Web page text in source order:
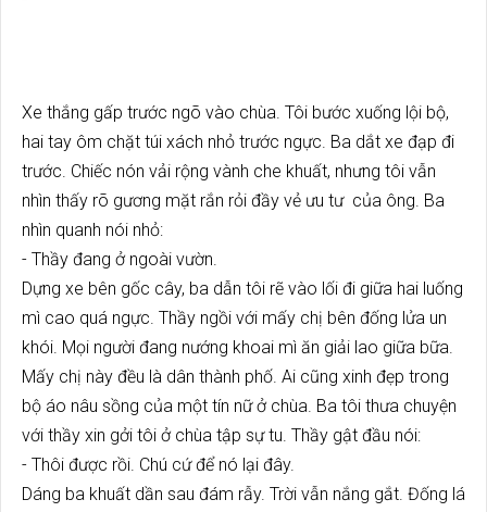
Xe thắng gấp trước ngõ vào chùa. Tôi bước xuống lội bộ,
hai tay ôm chặt túi xách nhỏ trước ngực. Ba dắt xe đạp đi
trước. Chiếc nón vải rộng vành che khuất, nhưng tôi vẫn
nhìn thấy rõ gương mặt rắn rỏi đầy vẻ ưu tư của ông. Ba
nhìn quanh nói nhỏ:
- Thầy đang ở ngoài vườn.
Dựng xe bên gốc cây, ba dẫn tôi rẽ vào lối đi giữa hai luống
mì cao quá ngực. Thầy ngồi với mấy chị bên đống lửa un
khói. Mọi người đang nướng khoai mì ăn giải lao giữa bữa.
Mấy chị này đều là dân thành phố. Ai cũng xinh đẹp trong
bộ áo nâu sồng của một tín nữ ở chùa. Ba tôi thưa chuyện
với thầy xin gởi tôi ở chùa tập sự tu. Thầy gật đầu nói:
- Thôi được rồi. Chú cứ để nó lại đây.
Dáng ba khuất dần sau đám rẫy. Trời vẫn nắng gắt. Đống lá